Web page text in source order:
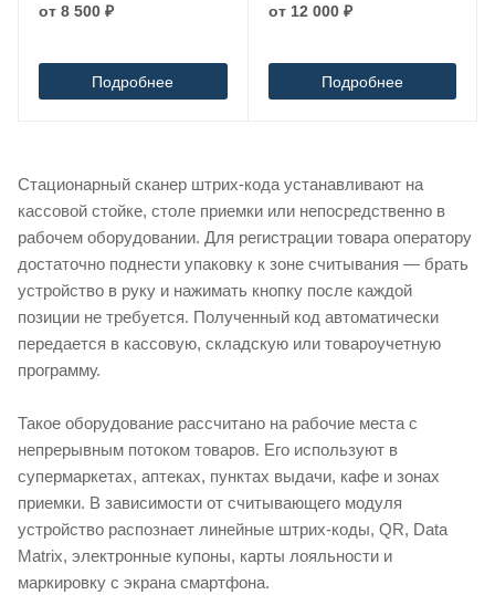
от 8 500 ₽
Подробнее
от 12 000 ₽
Подробнее
Стационарный сканер штрих-кода устанавливают на
кассовой стойке, столе приемки или непосредственно в
рабочем оборудовании. Для регистрации товара оператору
достаточно поднести упаковку к зоне считывания — брать
устройство в руку и нажимать кнопку после каждой
позиции не требуется. Полученный код автоматически
передается в кассовую, складскую или товароучетную
программу.
Такое оборудование рассчитано на рабочие места с
непрерывным потоком товаров. Его используют в
супермаркетах, аптеках, пунктах выдачи, кафе и зонах
приемки. В зависимости от считывающего модуля
устройство распознает линейные штрих-коды, QR, Data
Matrix, электронные купоны, карты лояльности и
маркировку с экрана смартфона.